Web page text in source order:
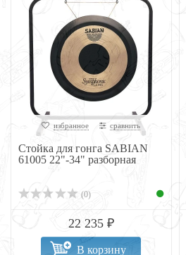
избранное сравнить
Стойка для гонга SABIAN
61005 22"-34" разборная
(0)
22 235 ₽
В корзину